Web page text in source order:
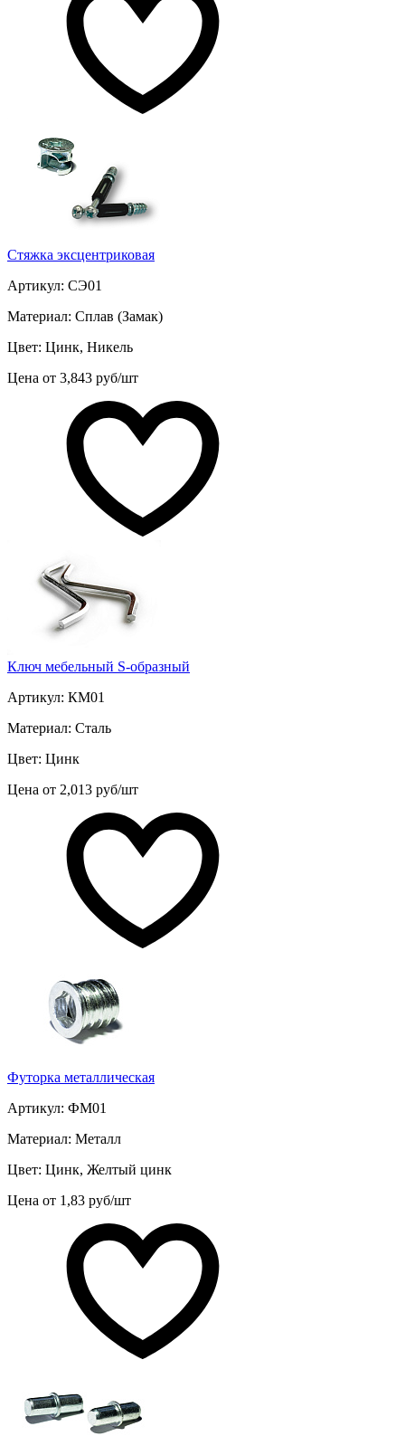
Стяжка эксцентриковая
Артикул: СЭ01
Материал: Сплав (Замак)
Цвет: Цинк, Никель
Цена от 3,843 руб/шт
Ключ мебельный S-образный
Артикул: КМ01
Материал: Сталь
Цвет: Цинк
Цена от 2,013 руб/шт
Футорка металлическая
Артикул: ФМ01
Материал: Металл
Цвет: Цинк, Желтый цинк
Цена от 1,83 руб/шт